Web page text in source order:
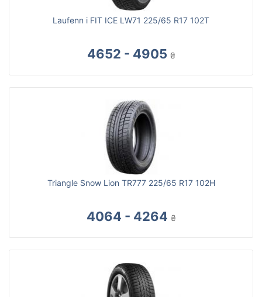
Laufenn i FIT ICE LW71 225/65 R17 102T
4652 - 4905 ₴
Triangle Snow Lion TR777 225/65 R17 102H
4064 - 4264 ₴